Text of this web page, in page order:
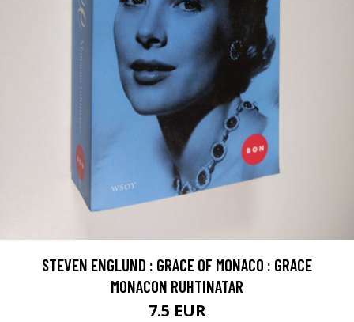
STEVEN ENGLUND : GRACE OF MONACO : GRACE
MONACON RUHTINATAR
7.5 EUR